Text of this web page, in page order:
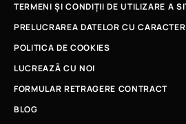
TERMENI ȘI CONDIȚII DE UTILIZARE A
PRELUCRAREA DATELOR CU
POLITICA DE COOKIES
LUCREAZÃ CU NOI
FORMULAR RETRAGERE CONTRACT
BLOG